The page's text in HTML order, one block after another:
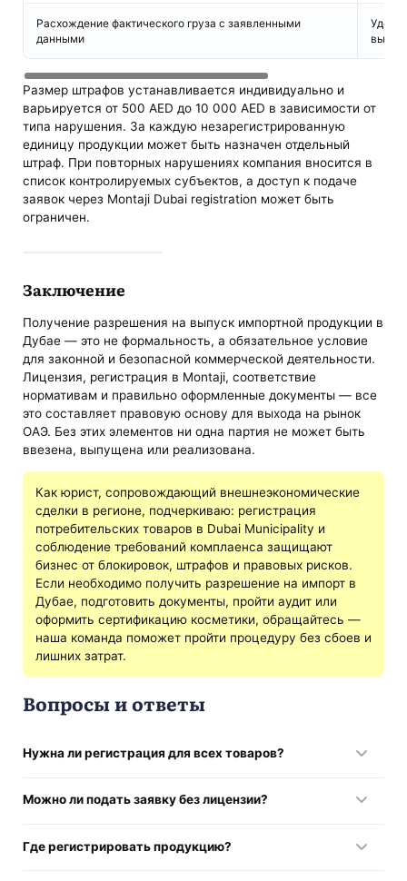
Расхождение фактического груза с заявленными
данными
Размер штрафов устанавливается индивидуально и
варьируется от 500 AED до 10 000 AED в зависимости от
типа нарушения. За каждую незарегистрированную
единицу продукции может быть назначен отдельный
штраф. При повторных нарушениях компания вносится в
список контролируемых субъектов, а доступ к подаче
заявок через Montaji Dubai registration может быть
ограничен.
Заключение
Получение разрешения на выпуск импортной продукции в
Дубае — это не формальность, а обязательное условие
для законной и безопасной коммерческой деятельности.
Лицензия, регистрация в Montaji, соответствие
нормативам и правильно оформленные документы — все
это составляет правовую основу для выхода на рынок
ОАЭ. Без этих элементов ни одна партия не может быть
ввезена, выпущена или реализована.
Как юрист, сопровождающий внешнеэкономические
сделки в регионе, подчеркиваю: регистрация
потребительских товаров в Dubai Municipality и
соблюдение требований комплаенса защищают
бизнес от блокировок, штрафов и правовых рисков.
Если необходимо получить разрешение на импорт в
Дубае, подготовить документы, пройти аудит или
оформить сертификацию косметики, обращайтесь —
наша команда поможет пройти процедуру без сбоев и
лишних затрат.
Вопросы и ответы
Нужна ли регистрация для всех товаров?
реэкспорта, выставок или личного пользования.
Можно ли подать заявку без лицензии?
разрешенным видом деятельности.
Где регистрировать продукцию?